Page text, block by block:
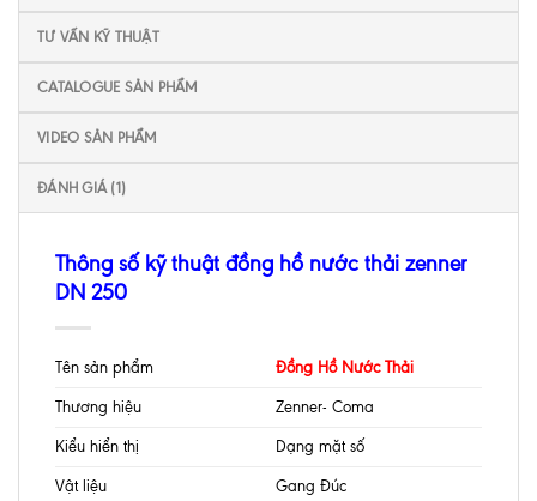
TƯ VẤN KỸ THUẬT
CATALOGUE SẢN PHẨM
VIDEO SẢN PHẨM
ĐÁNH GIÁ (1)
Thông số kỹ thuật đồng hồ nước thải zenner
DN 250
Tên sản phẩm
Đồng Hồ Nước Thải
Thương hiệu
Zenner- Coma
Kiểu hiển thị
Dạng mặt số
Vật liệu
Gang Đúc